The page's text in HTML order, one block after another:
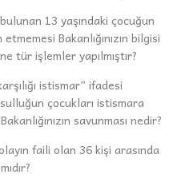
13 yaşındaki çocuğun
Bakanlığınızın bilgisi
tür işlemler yapılmıştır?
istismar” ifadesi
çocukları istismara
savunması nedir?
faili olan 36 kişi arasında